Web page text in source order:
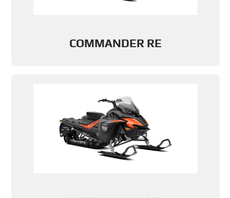
COMMANDER RE